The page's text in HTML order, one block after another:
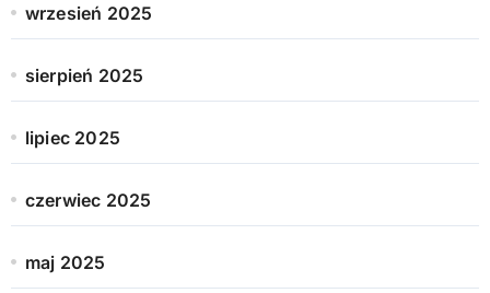
wrzesień 2025
sierpień 2025
lipiec 2025
czerwiec 2025
maj 2025